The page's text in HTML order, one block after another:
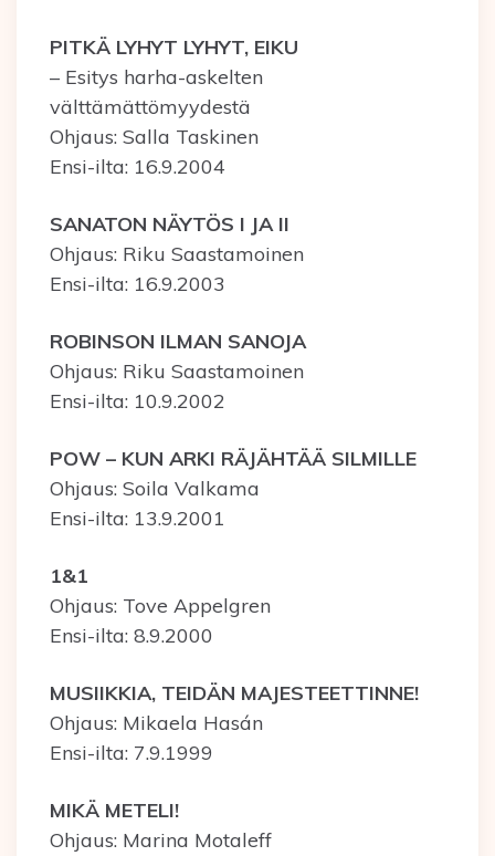
PITKÄ LYHYT LYHYT, EIKU
– Esitys harha-askelten
välttämättömyydestä
Ohjaus: Salla Taskinen
Ensi-ilta: 16.9.2004
SANATON NÄYTÖS I JA II
Ohjaus: Riku Saastamoinen
Ensi-ilta: 16.9.2003
ROBINSON ILMAN SANOJA
Ohjaus: Riku Saastamoinen
Ensi-ilta: 10.9.2002
POW – KUN ARKI RÄJÄHTÄÄ SILMILLE
Ohjaus: Soila Valkama
Ensi-ilta: 13.9.2001
1&1
Ohjaus: Tove Appelgren
Ensi-ilta: 8.9.2000
MUSIIKKIA, TEIDÄN MAJESTEETTINNE!
Ohjaus: Mikaela Hasán
Ensi-ilta: 7.9.1999
MIKÄ METELI!
Ohjaus: Marina Motaleff